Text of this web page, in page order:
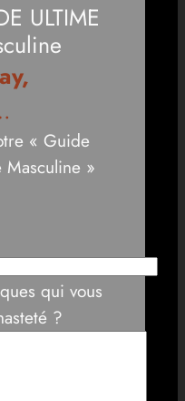
ULTIME
« Guide
Masculine »
qui vous
?